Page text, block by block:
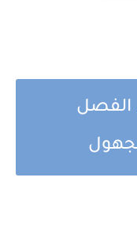
الفصل
مجهول